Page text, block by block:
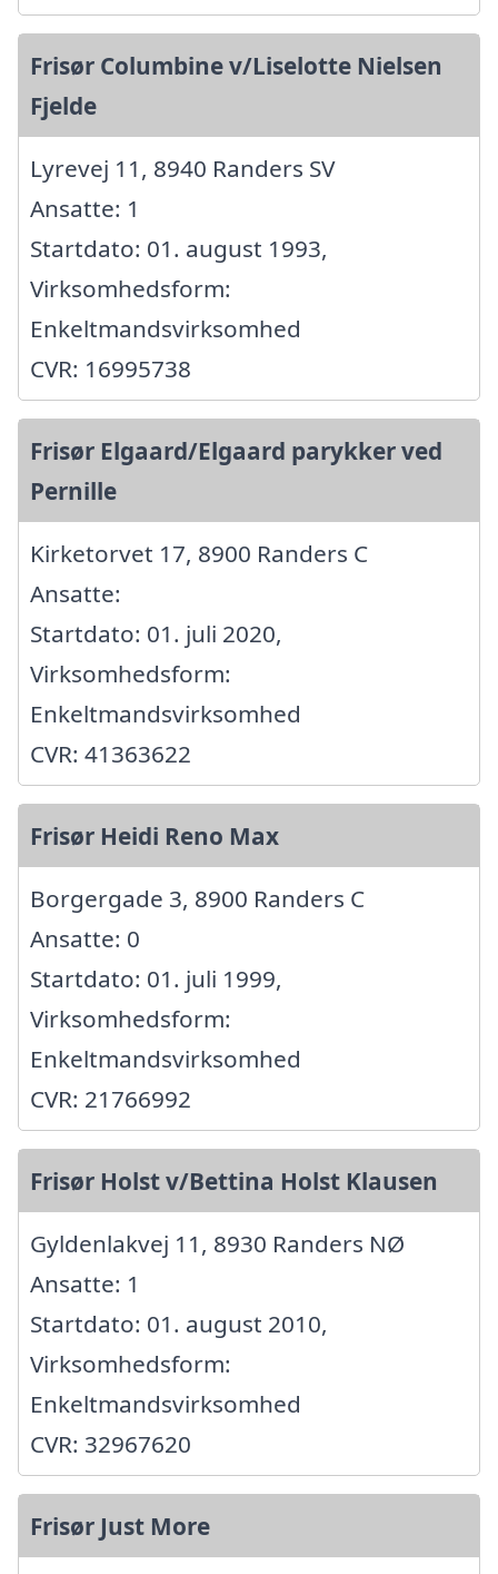
Frisør Columbine v/Liselotte Nielsen
Fjelde
Lyrevej 11, 8940 Randers SV
Ansatte: 1
Startdato: 01. august 1993,
Virksomhedsform:
Enkeltmandsvirksomhed
CVR: 16995738
Frisør Elgaard/Elgaard parykker ved
Pernille
Kirketorvet 17, 8900 Randers C
Ansatte:
Startdato: 01. juli 2020,
Virksomhedsform:
Enkeltmandsvirksomhed
CVR: 41363622
Frisør Heidi Reno Max
Borgergade 3, 8900 Randers C
Ansatte: 0
Startdato: 01. juli 1999,
Virksomhedsform:
Enkeltmandsvirksomhed
CVR: 21766992
Frisør Holst v/Bettina Holst Klausen
Gyldenlakvej 11, 8930 Randers NØ
Ansatte: 1
Startdato: 01. august 2010,
Virksomhedsform:
Enkeltmandsvirksomhed
CVR: 32967620
Frisør Just More